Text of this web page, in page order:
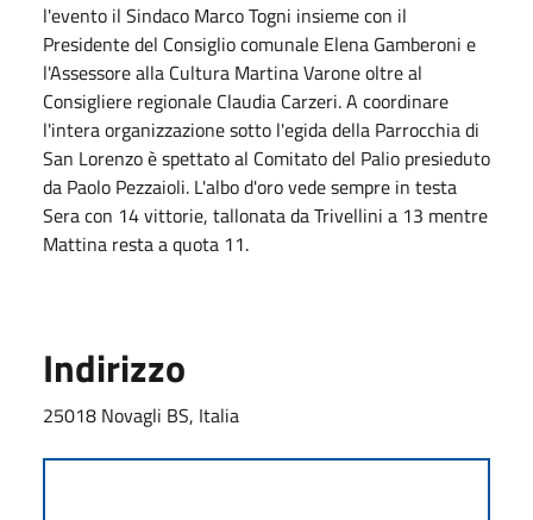
l'evento il Sindaco Marco Togni insieme con il
Presidente del Consiglio comunale Elena Gamberoni e
l'Assessore alla Cultura Martina Varone oltre al
Consigliere regionale Claudia Carzeri. A coordinare
l'intera organizzazione sotto l'egida della Parrocchia di
San Lorenzo è spettato al Comitato del Palio presieduto
da Paolo Pezzaioli. L'albo d'oro vede sempre in testa
Sera con 14 vittorie, tallonata da Trivellini a 13 mentre
Mattina resta a quota 11.
Indirizzo
25018 Novagli BS, Italia